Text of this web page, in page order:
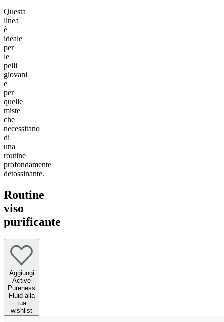
Questa
linea
è
ideale
per
le
pelli
giovani
e
per
quelle
miste
che
necessitano
di
una
routine
profondamente
detossinante.
Routine
viso
purificante
Aggiungi
Active
Pureness
Fluid alla
tua
wishlist